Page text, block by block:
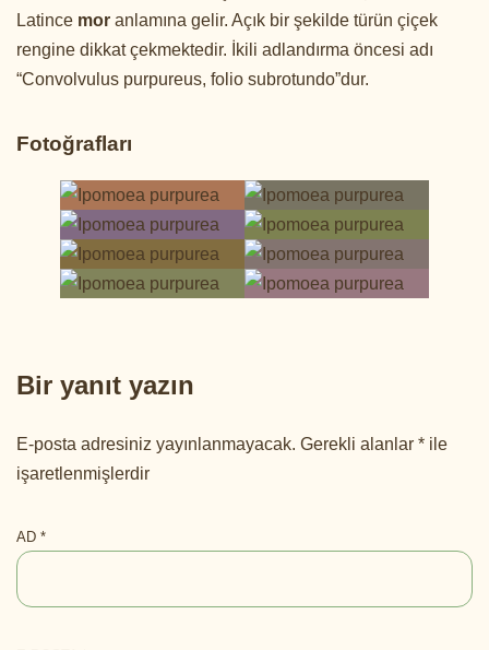
Latince mor anlamına gelir. Açık bir şekilde türün çiçek
rengine dikkat çekmektedir. İkili adlandırma öncesi adı
“Convolvulus purpureus, folio subrotundo”dur.
Fotoğrafları
Bir yanıt yazın
E-posta adresiniz yayınlanmayacak. Gerekli alanlar * ile
işaretlenmişlerdir
AD *